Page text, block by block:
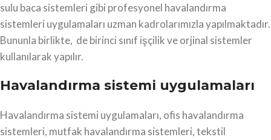
sulu baca sistemleri gibi profesyonel havalandırma
sistemleri uygulamaları uzman kadrolarımızla yapılmaktadır.
Bununla birlikte, de birinci sınıf işçilik ve orjinal sistemler
kullanılarak yapılır.
Havalandırma sistemi uygulamaları
Havalandırma sistemi uygulamaları, ofis havalandırma
sistemleri, mutfak havalandırma sistemleri, tekstil